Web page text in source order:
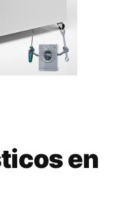
en